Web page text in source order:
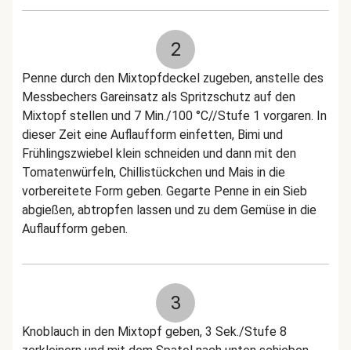
2
Penne durch den Mixtopfdeckel zugeben, anstelle des
Messbechers Gareinsatz als Spritzschutz auf den
Mixtopf stellen und 7 Min./100 °C//Stufe 1 vorgaren. In
dieser Zeit eine Auflaufform einfetten, Bimi und
Frühlingszwiebel klein schneiden und dann mit den
Tomatenwürfeln, Chillistückchen und Mais in die
vorbereitete Form geben. Gegarte Penne in ein Sieb
abgießen, abtropfen lassen und zu dem Gemüse in die
Auflaufform geben.
3
Knoblauch in den Mixtopf geben, 3 Sek./Stufe 8